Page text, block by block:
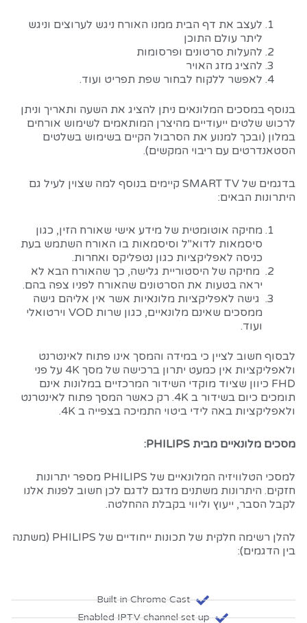
לעצב את דף הבית ממנו האורח ניגש לערוצים וניגש
ליתר עולם התוכן
להעלות סרטונים ופרסומות
להציג מזג האויר
לאפשר ללקוח לבחור שפת תפריט ועוד.
בנוסף במסכים המלונאים ניתן להציג את השעה ותאריך וניתן
לרכוש שלטים ייעודיים מהיצרן המותאמים לשימוש אורחים
במלון (ובכך למנוע את הסרבול הקיים בשימוש בשלטים
הסטאנדרטים עם ריבוי המקשים).
בדגמים של SMART TV קיימים בנוסף למה שצוין לעיל גם
היתרונות הבאים:
מחיקה אוטומטית של מידע אישי שאורח הזין, כגון
סיסמאות לדוא"ל וסיסמאות בו האורח השתמש בעת
כניסה לאפליקציות כגון נטפליקס ואחרות.
מחיקה של היסטוריית גלישה, כך שהאורח הבא לא
יראה בטעות את הסרטונים שהאורח לפניו צפה בהם.
גישה לאפליקציות מלונאיות אשר אין אליהם גישה
ממסכים שאינם מלונאיים, כגון שרות VOD וירטואלי
ועוד.
לבסוף חשוב לציין כי במידה והמסך אינו פתוח לאינטרנט
ולאפליקציות אין כמעט יתרון ברכישה של מסך 4K על פני
FHD כיוון שציוד מוקדי השידור המרכזיים במלונות אינם
תומכים כיום בשידור ב 4K. רק כאשר המסך פתוח לאינטרנט
ולאפליקציות באה לידי ביטוי התמיכה בצפייה ב 4K.
מסכים מלונאיים מבית PHILIPS:
למסכי הטלוויזיה המלונאיים של PHILIPS מספר יתרונות
חזקים. היתרונות משתנים מדגם לדגם לכן חשוב לפנות אלנו
לקבל הסבר, ייעוץ וליווי בקבלת ההחלטה.
להלן רשימה חלקית של תכונות ייחודיים של PHILIPS (משתנה
בין הדגמים):
Built in Chrome Cast
Enabled IPTV channel set up